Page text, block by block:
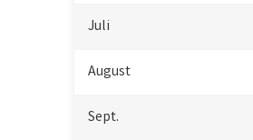
Juli
August
Sept.